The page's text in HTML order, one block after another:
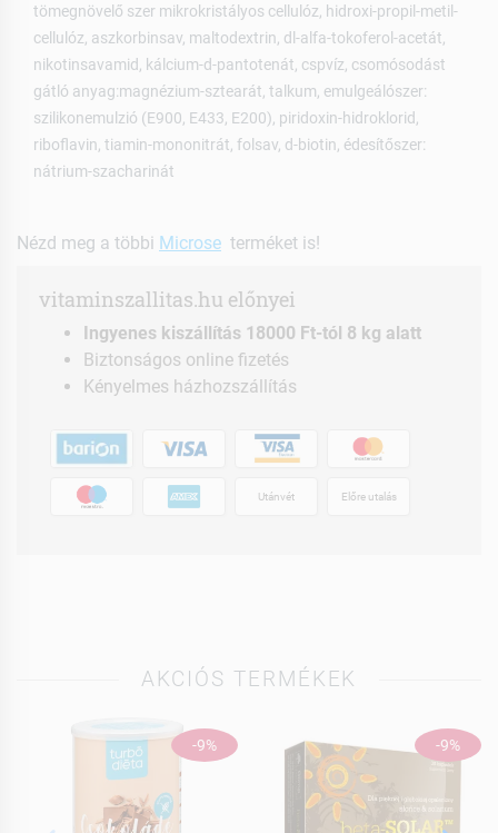
tömegnövelő szer mikrokristályos cellulóz, hidroxi-propil-metil-
cellulóz, aszkorbinsav, maltodextrin, dl-alfa-tokoferol-acetát,
nikotinsavamid, kálcium-d-pantotenát, cspvíz, csomósodást
gátló anyag:magnézium-sztearát, talkum, emulgeálószer:
szilikonemulzió (E900, E433, E200), piridoxin-hidroklorid,
riboflavin, tiamin-mononitrát, folsav, d-biotin, édesítőszer:
nátrium-szacharinát
Nézd meg a többi Microse terméket is!
vitaminszallitas.hu előnyei
Ingyenes kiszállítás 18000 Ft-tól 8 kg alatt
Biztonságos online fizetés
Kényelmes házhozszállítás
Utánvét Előre utalás
AKCIÓS TERMÉKEK
-9% -9%